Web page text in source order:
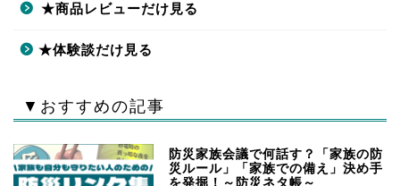
★商品レビューだけ見る
★体験談だけ見る
▼おすすめの記事
防災家族会議で何話す？「家族の防
災ルール」「家族での備え」決め手
を発掘！～防災ネタ帳～